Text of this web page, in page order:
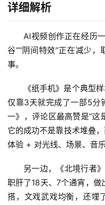
详细解析
AI视频创作正在经历
谷””阴间特效”正在减少
事。
《纸手机》是个典型
仅靠3天就完成了一部5分
一》，评论区最高赞是”这
它的成功不是靠技术堆叠
体验 + 对光线、场景、音乐
另一边，《北境行者
职肝了18天、7个通宵，
搭，文戏武戏均衡，还埋